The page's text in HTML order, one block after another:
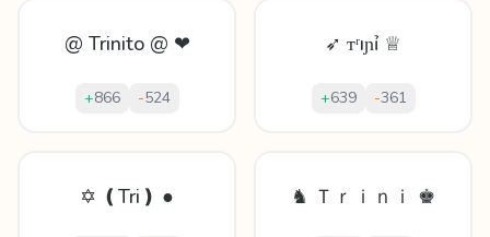
@ Trinito @ ❤
+866 -524
➶ ᴛʳıɲỉ ♕
+639 -361
✡ ❪Tri❫ ● ♞ Ｔｒｉｎｉ ♚